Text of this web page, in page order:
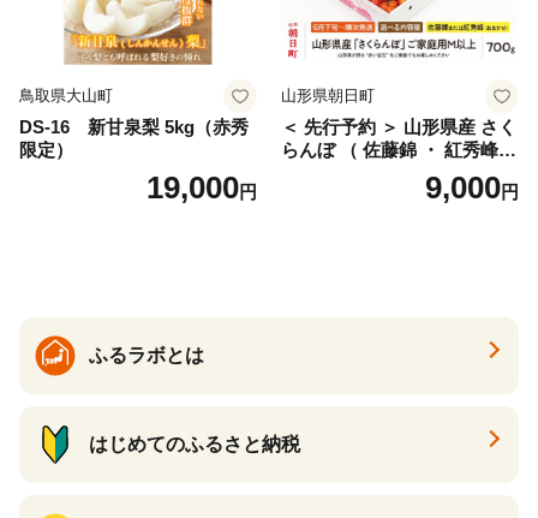
鳥取県大山町
DS-16 新甘泉梨 5kg（赤秀
限定）
19,000円
山形県朝日町
＜ 先行予約 ＞ 山形県産 さく
らんぼ （ 佐藤錦 ・ 紅秀峰
） ご家庭用 M以上 700g 【20
26年6月下旬から7月上旬発
9,000円
ふるラボとは
はじめてのふるさと納税